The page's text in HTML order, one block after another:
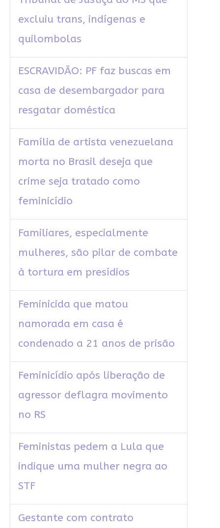
excluiu trans, indígenas e
quilombolas
ESCRAVIDÃO: PF faz buscas em
casa de desembargador para
resgatar doméstica
Família de artista venezuelana
morta no Brasil deseja que
crime seja tratado como
feminicídio
Familiares, especialmente
mulheres, são pilar de combate
à tortura em presídios
Feminicida que matou
namorada em casa é
condenado a 21 anos de prisão
Feminicídio após liberação de
agressor deflagra movimento
no RS
Feministas pedem a Lula que
indique uma mulher negra ao
STF
Gestante com contrato